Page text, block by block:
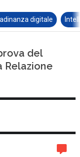
digitale
del
Relazione